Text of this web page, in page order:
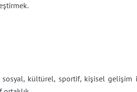
kültürel, sportif, kişisel gelişim